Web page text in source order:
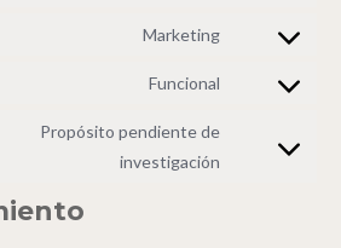
Marketing
Funcional
Propósito pendiente de
investigación